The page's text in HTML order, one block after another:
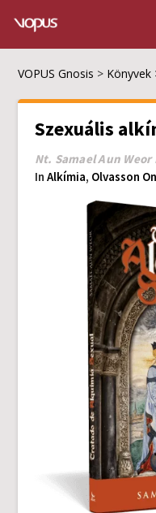
VOPUS Gnosis > Könyvek
Szexuális
Nt. Samael Aun Weor
In Alkímia, Olvasson